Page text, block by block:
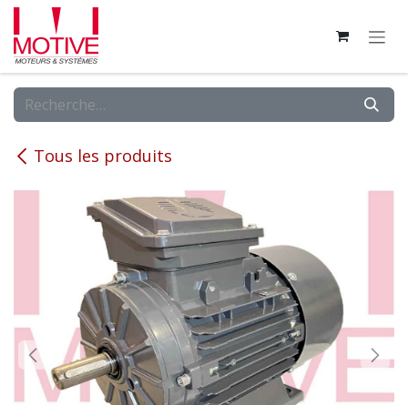
Se rendre au contenu
Tous les produits